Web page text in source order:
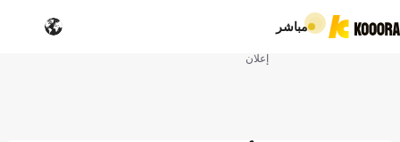
مباشر
إعلان